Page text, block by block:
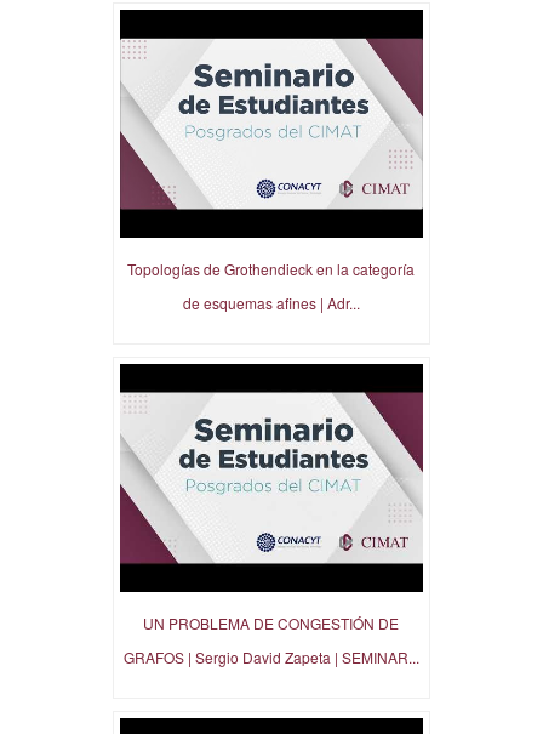
Topologías de Grothendieck en la categoría
de esquemas afines | Adr...
UN PROBLEMA DE CONGESTIÓN DE
GRAFOS | Sergio David Zapeta | SEMINAR...